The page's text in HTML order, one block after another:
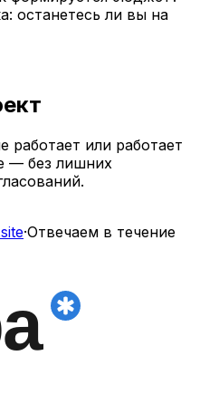
останетесь ли вы на
работает или работает
— без лишних
·Отвечаем в течение